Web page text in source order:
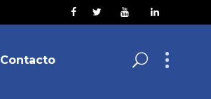
Contacto